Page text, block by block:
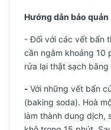
Hướng dẫn bảo quản
- Đối với các vết bẩn
cần ngâm khoảng 10
rửa lại thật sạch bằng
- Với những vết bẩn
(baking soda). Hoà
làm thành dung dịch,